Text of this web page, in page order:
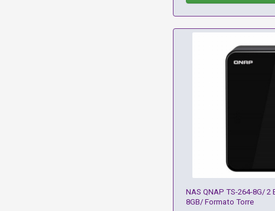
NAS QNAP TS-264-8G/ 2
8GB/ Formato Torre